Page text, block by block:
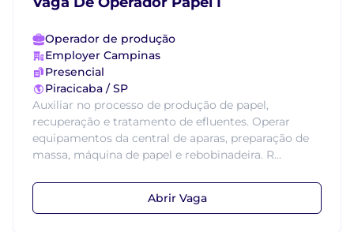
Operador de produção
Employer Campinas
Presencial
Piracicaba / SP
Auxiliar no processo de produção de papel,
recuperação e tratamento de efluentes. Operar
equipamentos da central de aparas, preparação de
massa, máquina de papel e rebobinadeira. R...
Abrir Vaga